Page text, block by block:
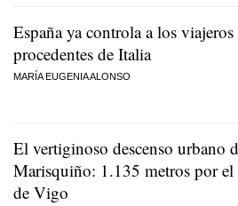
España ya controla a los viajeros
procedentes de Italia
MARÍA EUGENIA ALONSO
El vertiginoso descenso urbano
Marisquiño: 1.135 metros por el
de Vigo